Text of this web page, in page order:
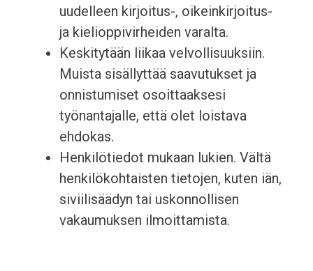
uudelleen kirjoitus-, oikeinkirjoitus-
ja kielioppivirheiden varalta.
Keskitytään liikaa velvollisuuksiin.
Muista sisällyttää saavutukset ja
onnistumiset osoittaaksesi
työnantajalle, että olet loistava
ehdokas.
Henkilötiedot mukaan lukien. Vältä
henkilökohtaisten tietojen, kuten iän,
siviilisäädyn tai uskonnollisen
vakaumuksen ilmoittamista.